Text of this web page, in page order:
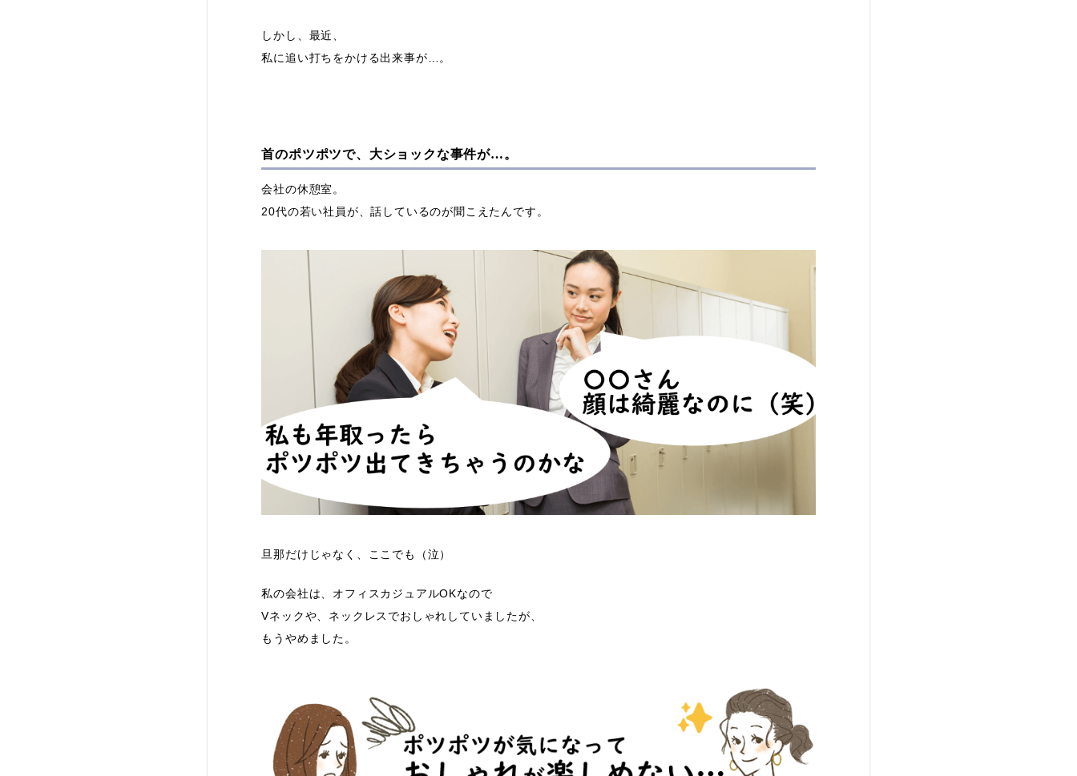
しかし、最近、
私に追い打ちをかける出来事が…。
首のポツポツで、大ショックな事件が…。
会社の休憩室。
20代の若い社員が、話しているのが聞こえたんです。
旦那だけじゃなく、ここでも（泣）
私の会社は、オフィスカジュアルOKなので
Vネックや、ネックレスでおしゃれしていましたが、
もうやめました。